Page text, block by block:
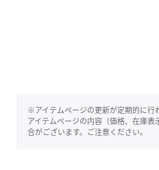
※アイテムページの更新が定期的に行
アイテムページの内容（価格、在庫
合がございます。ご注意ください。